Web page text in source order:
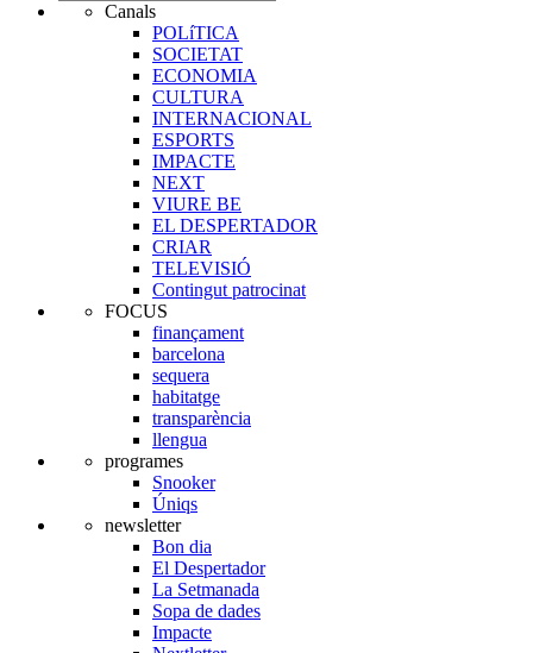
Canals
POLíTICA
SOCIETAT
ECONOMIA
CULTURA
INTERNACIONAL
ESPORTS
IMPACTE
NEXT
VIURE BE
EL DESPERTADOR
CRIAR
TELEVISIÓ
Contingut patrocinat
FOCUS
finançament
barcelona
sequera
habitatge
transparència
llengua
programes
Snooker
Úniqs
newsletter
Bon dia
El Despertador
La Setmanada
Sopa de dades
Impacte